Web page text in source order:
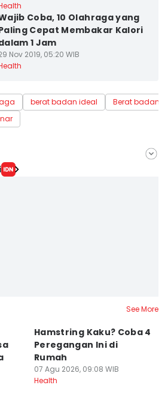
Coba, 10 Olahraga yang
Cepat Membakar Kalori
1 Jam
Nov 2019, 05:20 WIB
berat badan ideal
Berat badan
See More
Hamstring Kaku? Coba 4
Peregangan Ini di
Rumah
07 Agu 2026, 09:08 WIB
Health